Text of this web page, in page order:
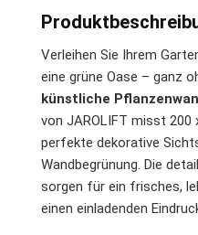
Verleihen Sie Ihrem
eine grüne Oase – ganz
künstliche
von JAROLIFT misst 200
perfekte dekorative
Wandbegrünung. Die
sorgen für ein frisches,
einen einladenden